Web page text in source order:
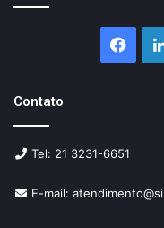
Contato
Tel: 21 3231-6651
E-mail: